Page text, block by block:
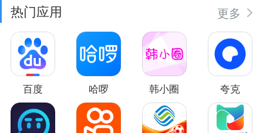
热门应用 更多
百度 哈啰 韩小圈 夸克